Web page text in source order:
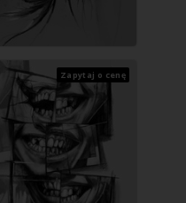
Zapytaj o cenę